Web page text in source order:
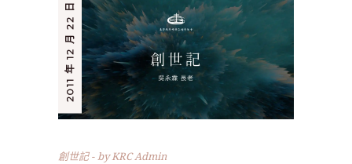
2011 年 12 月 22 日
創世記 byKRC Admin